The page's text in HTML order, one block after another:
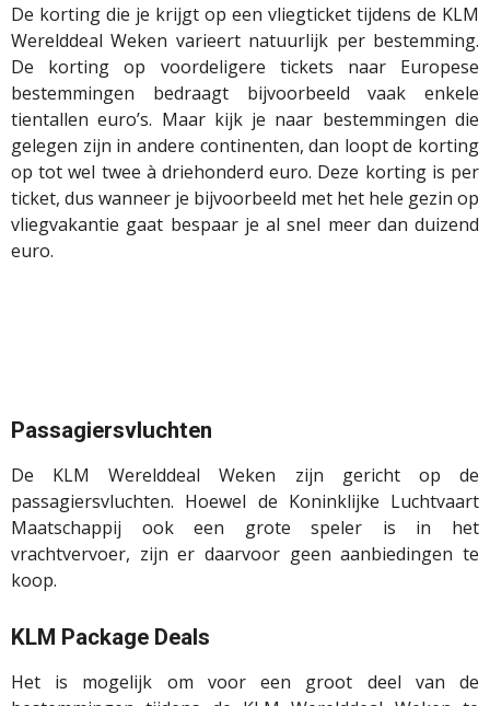
De korting die je krijgt op een vliegticket tijdens de KLM
Werelddeal Weken varieert natuurlijk per bestemming.
De korting op voordeligere tickets naar Europese
bestemmingen bedraagt bijvoorbeeld vaak enkele
tientallen euro’s. Maar kijk je naar bestemmingen die
gelegen zijn in andere continenten, dan loopt de korting
op tot wel twee à driehonderd euro. Deze korting is per
ticket, dus wanneer je bijvoorbeeld met het hele gezin op
vliegvakantie gaat bespaar je al snel meer dan duizend
euro.
Passagiersvluchten
De KLM Werelddeal Weken zijn gericht op de
passagiersvluchten. Hoewel de Koninklijke Luchtvaart
Maatschappij ook een grote speler is in het
vrachtvervoer, zijn er daarvoor geen aanbiedingen te
koop.
KLM Package Deals
Het is mogelijk om voor een groot deel van de